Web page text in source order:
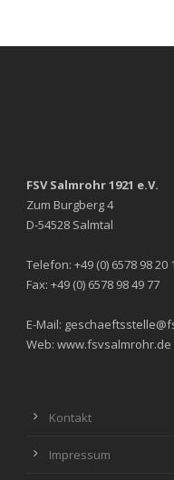
FSV Salmrohr 1921 e.V.
Zum Burgberg 4
D-54528 Salmtal
Telefon: +49 (0) 6578 98 20
Fax: +49 (0) 6578 98 49 77
E-Mail:
Web: www.fsvsalmrohr.de
Kontakt
Impressum